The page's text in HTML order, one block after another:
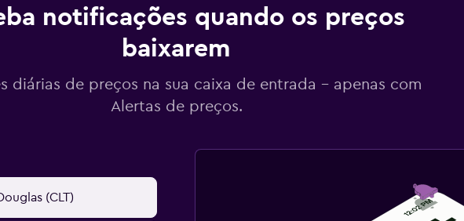
notificações quando os preços
baixarem
diárias de preços na sua caixa de entrada - apenas com
Alertas de preços.